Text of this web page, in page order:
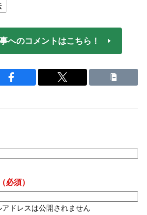
へのコメントはこちら！
（必須）
アドレスは公開されません